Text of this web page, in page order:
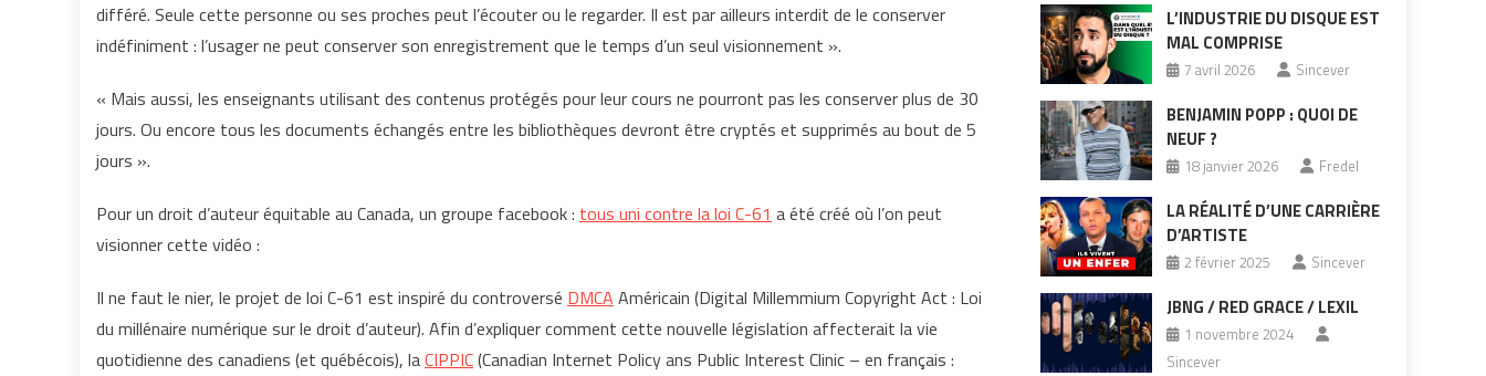
différé. Seule cette personne ou ses proches peut l’écouter ou le regarder. Il est par ailleurs interdit de le conserver
indéfiniment : l’usager ne peut conserver son enregistrement que le temps d’un seul visionnement ».
« Mais aussi, les enseignants utilisant des contenus protégés pour leur cours ne pourront pas les conserver plus de 30
jours. Ou encore tous les documents échangés entre les bibliothèques devront être cryptés et supprimés au bout de 5
jours ».
Pour un droit d’auteur équitable au Canada, un groupe facebook : tous uni contre la loi C-61 a été créé où l’on peut
visionner cette vidéo :
Il ne faut le nier, le projet de loi C-61 est inspiré du controversé DMCA Américain (Digital Millemmium Copyright Act : Loi
du millénaire numérique sur le droit d’auteur). Afin d’expliquer comment cette nouvelle législation affecterait la vie
quotidienne des canadiens (et québécois), laCIPPIC(Canadian Internet Policy ans Public Interest Clinic – en français :
L’INDUSTRIE DU DISQUE EST
MAL COMPRISE
7 avril 2026 Sincever
BENJAMIN POPP : QUOI DE
NEUF ?
18 janvier 2026 Fredel
LA RÉALITÉ D’UNE CARRIÈRE
D’ARTISTE
2 février 2025 Sincever
JBNG / RED GRACE / LEXIL
1 novembre 2024
Sincever